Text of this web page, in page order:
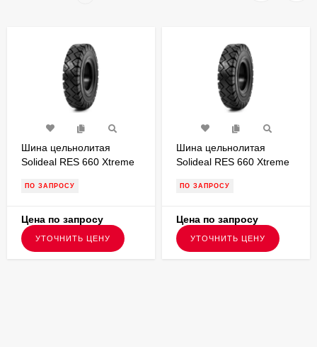
Шина цельнолитая
Solideal RES 660 Xtreme
вилочного погрузчика
ПО ЗАПРОСУ
Цена по запросу
УТОЧНИТЬ ЦЕНУ
Шина цельнолитая
Solideal RES 660 Xtreme
вилочного погрузчика
ПО ЗАПРОСУ
Цена по запросу
УТОЧНИТЬ ЦЕНУ